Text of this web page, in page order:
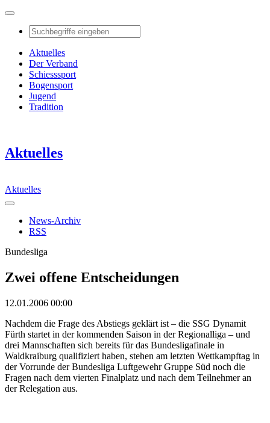
Aktuelles
Der Verband
Schiesssport
Bogensport
Jugend
Tradition
Aktuelles
Aktuelles
News-Archiv
RSS
Bundesliga
Zwei offene Entscheidungen
12.01.2006 00:00
Nachdem die Frage des Abstiegs geklärt ist – die SSG Dynamit
Fürth startet in der kommenden Saison in der Regionalliga – und
drei Mannschaften sich bereits für das Bundesligafinale in
Waldkraiburg qualifiziert haben, stehen am letzten Wettkampftag in
der Vorrunde der Bundesliga Luftgewehr Gruppe Süd noch die
Fragen nach dem vierten Finalplatz und nach dem Teilnehmer an
der Relegation aus.